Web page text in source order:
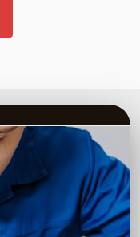
оригинал, или
себя
линии или
Форму заявки
центр или
доставки,
и принять